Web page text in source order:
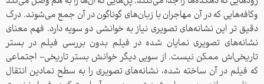
وکافه‌هایی که در آن مهاجران با زبان‌‌های گوناگون در آن جمع می‌شوند. درک
دقیق تر این نشانه‌های تصویری نیاز به خوانشی دو سویه دارد. فهم معنای
نشانه‌های تصویری نمایان شده در فیلم بدون بررسی فیلم در بستر
تاریخی‌اش ممکن نیست. از سویی دیگر خوانش بستر تاریخی- اجتماعی
که فیلم در آن ساخته شده، نشانه‌های تصویری را به سطح نمادین انتقال